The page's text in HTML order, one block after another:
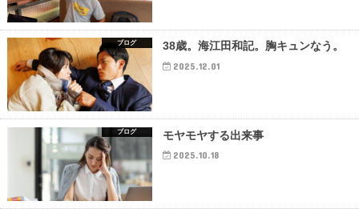
ブログ 38歳。海江田和記。胸キュンなう。
2025.12.01
ブログ モヤモヤする出来事
2025.10.18